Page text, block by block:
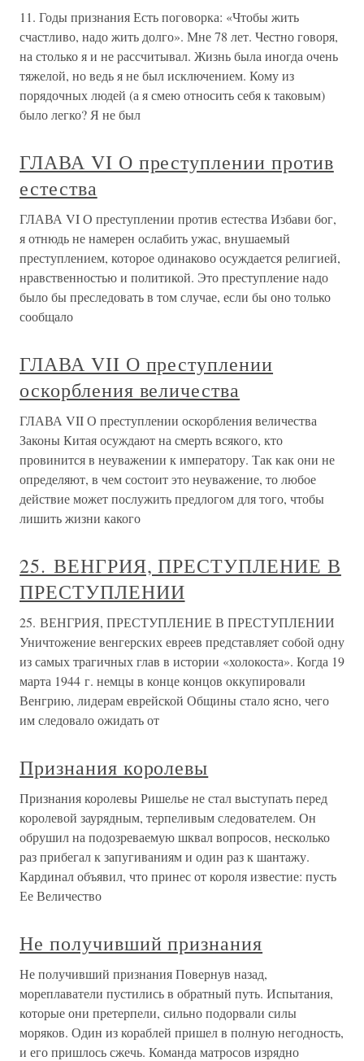
11. Годы признания Есть поговорка: «Чтобы жить
счастливо, надо жить долго». Мне 78 лет. Честно говоря,
на столько я и не рассчитывал. Жизнь была иногда очень
тяжелой, но ведь я не был исключением. Кому из
порядочных людей (а я смею относить себя к таковым)
было легко? Я не был
ГЛАВА VI О преступлении против
естества
ГЛАВА VI О преступлении против естества Избави бог,
я отнюдь не намерен ослабить ужас, внушаемый
преступлением, которое одинаково осуждается религией,
нравственностью и политикой. Это преступление надо
было бы преследовать в том случае, если бы оно только
сообщало
ГЛАВА VII О преступлении
оскорбления величества
ГЛАВА VII О преступлении оскорбления величества
Законы Китая осуждают на смерть всякого, кто
провинится в неуважении к императору. Так как они не
определяют, в чем состоит это неуважение, то любое
действие может послужить предлогом для того, чтобы
лишить жизни какого
25. ВЕНГРИЯ, ПРЕСТУПЛЕНИЕ В
ПРЕСТУПЛЕНИИ
25. ВЕНГРИЯ, ПРЕСТУПЛЕНИЕ В ПРЕСТУПЛЕНИИ
Уничтожение венгерских евреев представляет собой одну
из самых трагичных глав в истории «холокоста». Когда 19
марта 1944 г. немцы в конце концов оккупировали
Венгрию, лидерам еврейской Общины стало ясно, чего
им следовало ожидать от
Признания королевы
Признания королевы Ришелье не стал выступать перед
королевой заурядным, терпеливым следователем. Он
обрушил на подозреваемую шквал вопросов, несколько
раз прибегал к запугиваниям и один раз к шантажу.
Кардинал объявил, что принес от короля известие: пусть
Ее Величество
Не получивший признания
Не получивший признания Повернув назад,
мореплаватели пустились в обратный путь. Испытания,
которые они претерпели, сильно подорвали силы
моряков. Один из кораблей пришел в полную негодность,
и его пришлось сжечь. Команда матросов изрядно